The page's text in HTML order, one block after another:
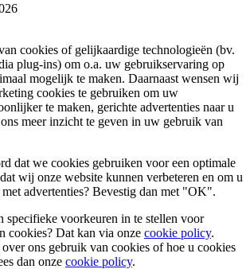
cookies of gelijkaardige technologieën (bv.
plug-ins) om o.a. uw gebruikservaring op
mogelijk te maken. Daarnaast wensen wij
cookies te gebruiken om uw
te maken, gerichte advertenties naar u
meer inzicht te geven in uw gebruik van
dat we cookies gebruiken voor een optimale
wij onze website kunnen verbeteren en om u
advertenties? Bevestig dan met "OK".
specifieke voorkeuren in te stellen voor
cookies? Dat kan via onze cookie policy.
ons gebruik van cookies of hoe u cookies
dan onze cookie policy.